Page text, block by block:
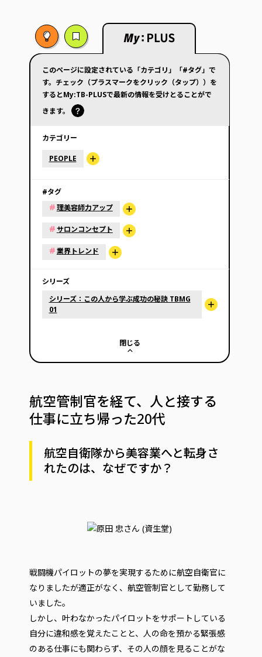
このページに設定されている「カテゴリ」「#タグ」で
す。チェック（プラスマークをクリック（タップ））を
するとMy:TB-PLUSで最新の情報を受けとることがで
きます。
カテゴリー
PEOPLE
#タグ
#理美容師力アップ
#サロンコンセプト
#業界トレンド
シリーズ
シリーズ：この人から学ぶ成功の秘訣 TBMG
01
閉じる
航空管制官を経て、人と接する
仕事に立ち帰った20代
航空自衛隊から美容業へと転身さ
れたのは、なぜですか？
戦闘機パイロットの夢を実現するために航空自衛官に
なりましたが適正がなく、航空管制官として勤務して
いました。
しかし、叶わなかったパイロットをサポートしている
自分に違和感を覚えたことと、人の命を預かる緊張感
のある仕事にも関わらず、その人の顔を見ることがな